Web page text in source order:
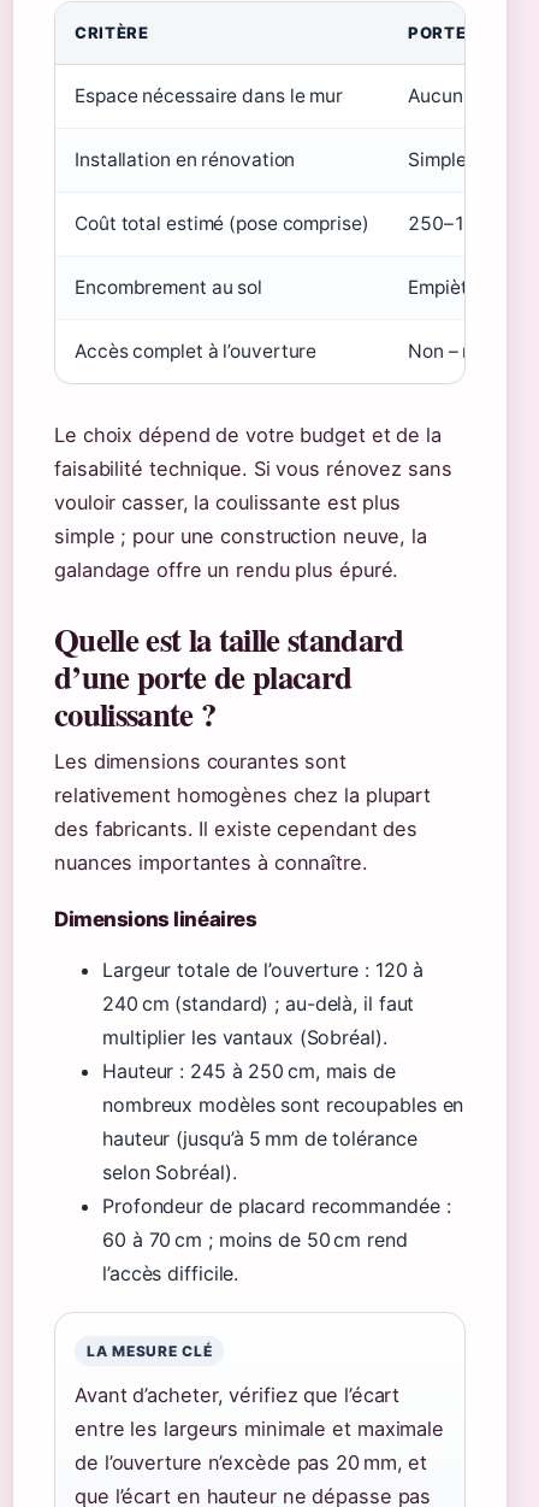
CRITÈRE PORTE
Espace nécessaire dans le mur Aucun –
Installation en rénovation Simple, se
Coût total estimé (pose comprise) 250–1 500 € (
Encombrement au sol Empiète ~10
Accès complet à l’ouverture Non – moitié à
Le choix dépend de votre budget et de la
faisabilité technique. Si vous rénovez sans
vouloir casser, la coulissante est plus
simple ; pour une construction neuve, la
galandage offre un rendu plus épuré.
Quelle est la taille standard
d’une porte de placard
coulissante ?
Les dimensions courantes sont
relativement homogènes chez la plupart
des fabricants. Il existe cependant des
nuances importantes à connaître.
Dimensions linéaires
Largeur totale de l’ouverture : 120 à
240 cm (standard) ; au-delà, il faut
multiplier les vantaux (Sobréal).
Hauteur : 245 à 250 cm, mais de
nombreux modèles sont recoupables en
hauteur (jusqu’à 5 mm de tolérance
selon Sobréal).
Profondeur de placard recommandée :
60 à 70 cm ; moins de 50 cm rend
l’accès difficile.
LA MESURE CLÉ
Avant d’acheter, vérifiez que l’écart
entre les largeurs minimale et maximale
de l’ouverture n’excède pas 20 mm, et
que l’écart en hauteur ne dépasse pas